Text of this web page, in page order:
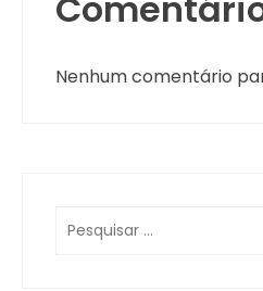
Nenhum comentário